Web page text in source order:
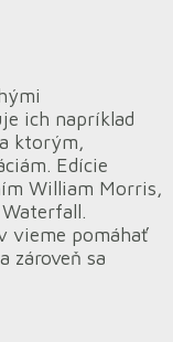
ich napríklad
ktorým,
Edície
William Morris,
vieme pomáhať
zároveň sa